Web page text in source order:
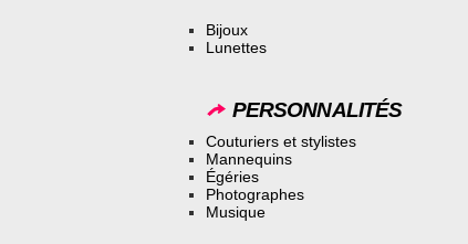
Bijoux
Lunettes
PERSONNALITÉS
Couturiers et stylistes
Mannequins
Égéries
Photographes
Musique